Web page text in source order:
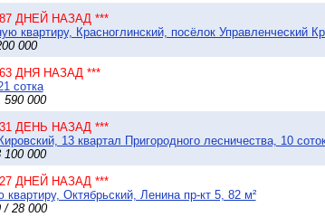
ДНЕЙ НАЗАД ***
квартиру, Красноглинский, посёлок Управленческий
000
ДНЯ НАЗАД ***
сотка
000
ДЕНЬ НАЗАД ***
13 квартал Пригородного лесничества, 10
000
ДНЕЙ НАЗАД ***
Октябрьский, Ленина пр-кт 5, 82 м²
/ 28 000